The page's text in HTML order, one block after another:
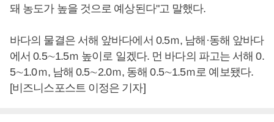
돼 농도가 높을 것으로 예상된다"고 말했다.
바다의 물결은 서해 앞바다에서 0.5ｍ, 남해·동해 앞바다
에서 0.5∼1.5ｍ 높이로 일겠다. 먼 바다의 파고는 서해 0.
5∼1.0ｍ, 남해 0.5∼2.0ｍ, 동해 0.5∼1.5ｍ로 예보됐다.
[비즈니스포스트 이정은 기자]